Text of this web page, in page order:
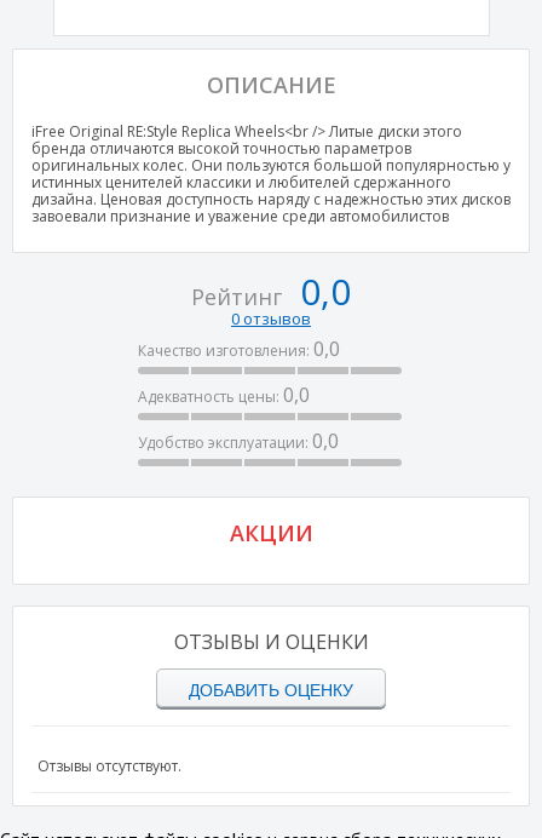
ОПИСАНИЕ
iFree Original RE:Style Replica Wheels<br /> Литые диски этого
бренда отличаются высокой точностью параметров
оригинальных колес. Они пользуются большой популярностью у
истинных ценителей классики и любителей сдержанного
дизайна. Ценовая доступность наряду с надежностью этих дисков
завоевали признание и уважение среди автомобилистов
Рейтинг 0,0
0 отзывов
Качество изготовления: 0,0
Адекватность цены: 0,0
Удобство эксплуатации: 0,0
АКЦИИ
ОТЗЫВЫ И ОЦЕНКИ
ДОБАВИТЬ ОЦЕНКУ
Отзывы отсутствуют.